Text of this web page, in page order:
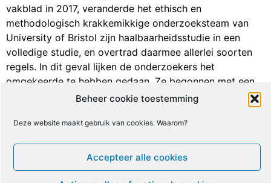
Beheer cookie toestemming
Deze website maakt gebruik van cookies. Waarom?
Accepteer alle cookies
vakblad in 2017, veranderde het ethisch en
methodologisch krakkemikkige onderzoeksteam van
University of Bristol zijn haalbaarheidsstudie in een
volledige studie, en overtrad daarmee allerlei soorten
regels. In dit geval lijken de onderzoekers het
omgekeerde te hebben gedaan. Ze begonnen met een
echte gerandomiseerde studie, maar hebben die
gedegradeerd tot een haalbaarheidsstudie. Interessante
manier van werken!
**********
Laat ons nu even een kijkje nemen in de uitspraken over